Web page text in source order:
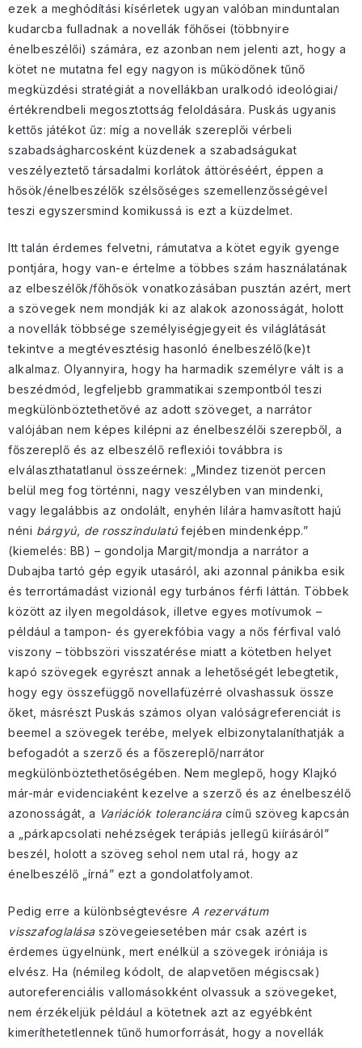
ezek a meghódítási kísérletek ugyan valóban minduntalan
kudarcba fulladnak a novellák főhősei (többnyire
énelbeszélői) számára, ez azonban nem jelenti azt, hogy a
kötet ne mutatna fel egy nagyon is működőnek tűnő
megküzdési stratégiát a novellákban uralkodó ideológiai/
értékrendbeli megosztottság feloldására. Puskás ugyanis
kettős játékot űz: míg a novellák szereplői vérbeli
szabadságharcosként küzdenek a szabadságukat
veszélyeztető társadalmi korlátok áttöréséért, éppen a
hősök/énelbeszélők szélsőséges szemellenzősségével
teszi egyszersmind komikussá is ezt a küzdelmet.
Itt talán érdemes felvetni, rámutatva a kötet egyik gyenge
pontjára, hogy van-e értelme a többes szám használatának
az elbeszélők/főhősök vonatkozásában pusztán azért, mert
a szövegek nem mondják ki az alakok azonosságát, holott
a novellák többsége személyiségjegyeit és világlátását
tekintve a megtévesztésig hasonló énelbeszélő(ke)t
alkalmaz. Olyannyira, hogy ha harmadik személyre vált is a
beszédmód, legfeljebb grammatikai szempontból teszi
megkülönböztethetővé az adott szöveget, a narrátor
valójában nem képes kilépni az énelbeszélői szerepből, a
főszereplő és az elbeszélő reflexiói továbbra is
elválaszthatatlanul összeérnek: „Mindez tizenöt percen
belül meg fog történni, nagy veszélyben van mindenki,
vagy legalábbis az ondolált, enyhén lilára hamvasított hajú
néni bárgyú, de rosszindulatúfejében mindenképp.”
(kiemelés: BB) – gondolja Margit/mondja a narrátor a
Dubajba tartó gép egyik utasáról, aki azonnal pánikba esik
és terrortámadást vizionál egy turbános férfi láttán. Többek
között az ilyen megoldások, illetve egyes motívumok –
például a tampon- és gyerekfóbia vagy a nős férfival való
viszony – többszöri visszatérése miatt a kötetben helyet
kapó szövegek egyrészt annak a lehetőségét lebegtetik,
hogy egy összefüggő novellafüzérré olvashassuk össze
őket, másrészt Puskás számos olyan valóságreferenciát is
beemel a szövegek terébe, melyek elbizonytalaníthatják a
befogadót a szerző és a főszereplő/narrátor
megkülönböztethetőségében. Nem meglepő, hogy Klajkó
már-már evidenciaként kezelve a szerző és az énelbeszélő
azonosságát, a Variációk toleranciára című szöveg kapcsán
a „párkapcsolati nehézségek terápiás jellegű kiírásáról”
beszél, holott a szöveg sehol nem utal rá, hogy az
énelbeszélő „írná” ezt a gondolatfolyamot.
Pedig erre a különbségtevésre A rezervátum
visszafoglalása szövegeiesetében már csak azért is
érdemes ügyelnünk, mert enélkül a szövegek iróniája is
elvész. Ha (némileg kódolt, de alapvetően mégiscsak)
autoreferenciális vallomásokként olvassuk a szövegeket,
nem érzékeljük például a kötetnek azt az egyébként
kimeríthetetlennek tűnő humorforrását, hogy a novellák